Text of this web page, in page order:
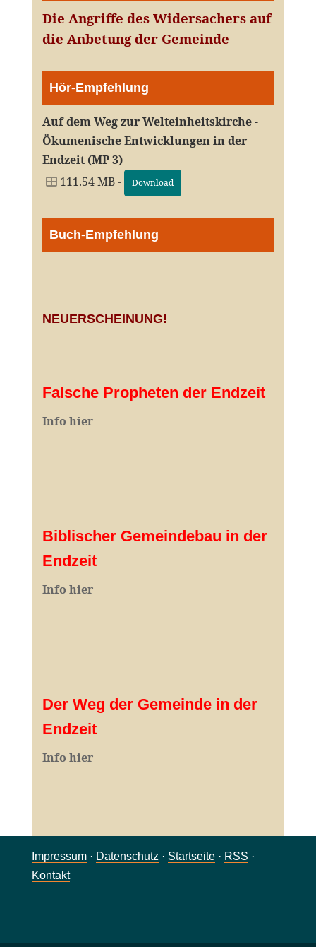
Die Angriffe des Widersachers auf
die Anbetung der Gemeinde
Hör-Empfehlung
Auf dem Weg zur Welteinheitskirche -
Ökumenische Entwicklungen in der
Endzeit (MP 3)
111.54 MB -
Download
Buch-Empfehlung
NEUERSCHEINUNG!
Falsche Propheten der Endzeit
Info hier
Biblischer Gemeindebau in der
Endzeit
Info hier
Der Weg der Gemeinde in der
Endzeit
Info hier
Impressum· Datenschutz · Startseite· RSS ·
Kontakt